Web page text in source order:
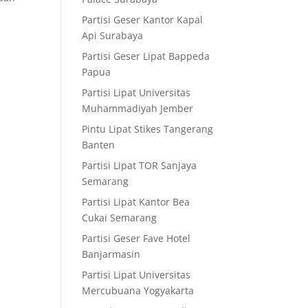
Partisi Geser Kantor Kapal
Api Surabaya
Partisi Geser Lipat Bappeda
Papua
Partisi Lipat Universitas
Muhammadiyah Jember
Pintu Lipat Stikes Tangerang
Banten
Partisi Lipat TOR Sanjaya
Semarang
Partisi Lipat Kantor Bea
Cukai Semarang
Partisi Geser Fave Hotel
Banjarmasin
Partisi Lipat Universitas
Mercubuana Yogyakarta